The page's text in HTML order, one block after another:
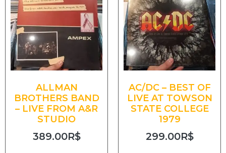
ALLMAN
BROTHERS BAND
– LIVE FROM A&R
STUDIO
389.00R$
AC/DC – BEST OF
LIVE AT TOWSON
STATE COLLEGE
1979
299.00R$